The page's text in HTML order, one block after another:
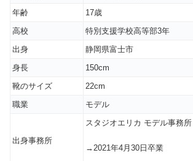
年齢
17歳
高校
特別支援学校高等部3年
出身
静岡県富士市
身長
150cm
靴のサイズ
22cm
職業
モデル
出身事務所
スタジオエリカ モデル事務所
→2021年4月30日卒業